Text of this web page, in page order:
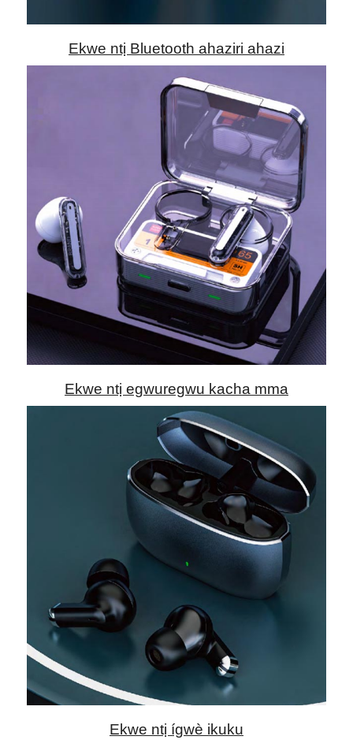
Ekwe ntị Bluetooth ahaziri ahazi
Ekwe ntị egwuregwu kacha mma
Ekwe ntị ígwè ikuku